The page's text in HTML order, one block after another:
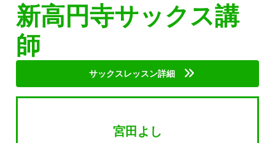
新高円寺サックス講
師
サックスレッスン詳細
宮田よし